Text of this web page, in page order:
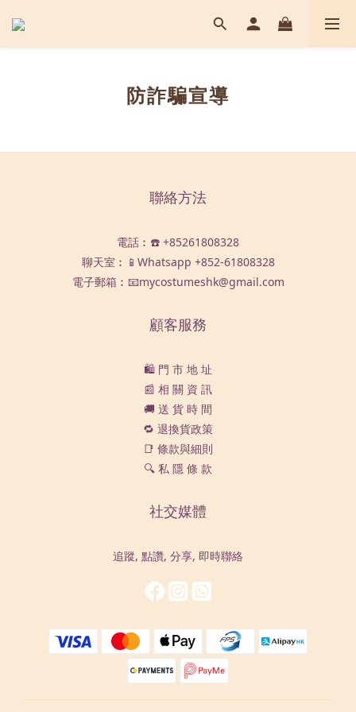
防詐騙宣導
聯絡方法
電話︰☎️ +85261808328
聊天室︰📱Whatsapp +852-61808328
電子郵箱︰📧mycostumeshk@gmail.com
顧客服務
🛍️ 門 市 地 址
📰 相 關 資 訊
🚚 送 貨 時 間
🔁 退換貨政策
📑 條款與細則
🔍 私 隱 條 款
社交媒體
追蹤, 點讚, 分享, 即時聯絡